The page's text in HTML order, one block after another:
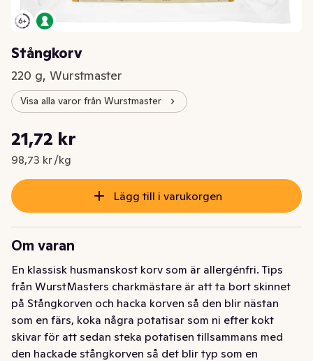
Stångkorv
220 g, Wurstmaster
Visa alla varor från Wurstmaster
Nuvarande pris är: 21,72 kr
21,72 kr
98,73 kr /kg
Styckpris: 98,73 kr /kg
Lägg till i varukorgen
Om varan
En klassisk husmanskost korv som är allergénfri. Tips
från WurstMasters charkmästare är att ta bort skinnet
på Stångkorven och hacka korven så den blir nästan
som en färs, koka några potatisar som ni efter kokt
skivar för att sedan steka potatisen tillsammans med
den hackade stångkorven så det blir typ som en